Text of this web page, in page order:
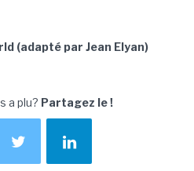
(adapté par Jean Elyan)
a plu? Partagez le !